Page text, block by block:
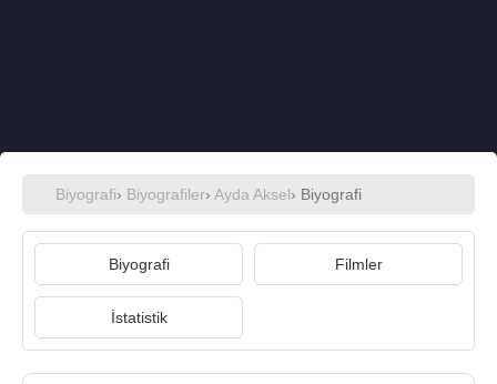
Biyografi› Biyografiler› Ayda Aksel› Biyografi
Biyografi Filmler
İstatistik